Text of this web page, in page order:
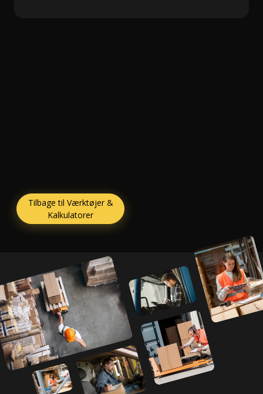
Tilbage til Værktøjer &
Kalkulatorer